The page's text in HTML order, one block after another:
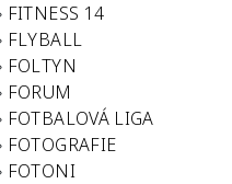
FITNESS 14
FLYBALL
FOLTYN
FORUM
FOTBALOVÁ LIGA
FOTOGRAFIE
FOTONI